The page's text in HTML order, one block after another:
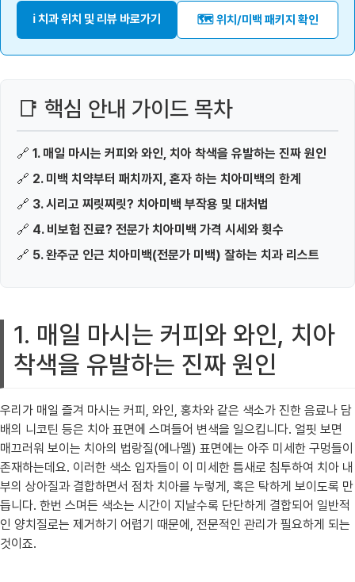
ℹ️ 치과 위치 및 리뷰 바로가기 🗺️ 위치/미백 패키지 확인
📑 핵심 안내 가이드 목차
🔗 1. 매일 마시는 커피와 와인, 치아 착색을 유발하는 진짜 원인
🔗 2. 미백 치약부터 패치까지, 혼자 하는 치아미백의 한계
🔗 3. 시리고 찌릿찌릿? 치아미백 부작용 및 대처법
🔗 4. 비보험 진료? 전문가 치아미백 가격 시세와 횟수
🔗 5. 완주군 인근 치아미백(전문가 미백) 잘하는 치과 리스트
1. 매일 마시는 커피와 와인, 치아
착색을 유발하는 진짜 원인
우리가 매일 즐겨 마시는 커피, 와인, 홍차와 같은 색소가 진한 음료나 담
배의 니코틴 등은 치아 표면에 스며들어 변색을 일으킵니다. 얼핏 보면
매끄러워 보이는 치아의 법랑질(에나멜) 표면에는 아주 미세한 구멍들이
존재하는데요. 이러한 색소 입자들이 이 미세한 틈새로 침투하여 치아 내
부의 상아질과 결합하면서 점차 치아를 누렇게, 혹은 탁하게 보이도록 만
듭니다. 한번 스며든 색소는 시간이 지날수록 단단하게 결합되어 일반적
인 양치질로는 제거하기 어렵기 때문에, 전문적인 관리가 필요하게 되는
것이죠.